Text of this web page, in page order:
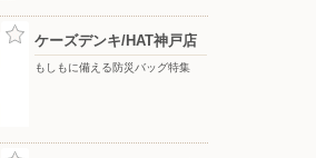
ケーズデンキ/HAT神戸店
もしもに備える防災バッグ特集